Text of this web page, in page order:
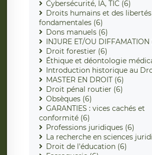
Cybersécurité, IA, TIC (6)
Droits humains et des libertés
fondamentales (6)
Dons manuels (6)
INJURE ET/OU DIFFAMATION
Droit forestier (6)
Éthique et déontologie
Introduction historique au
MASTER EN DROIT (6)
Droit pénal routier (6)
Obsèques (6)
GARANTIES : vices cachés et
conformité (6)
Professions juridiques (6)
La recherche en sciences
Droit de l'éducation (6)